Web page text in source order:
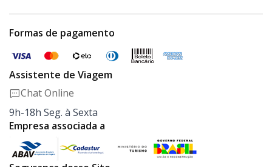
Formas de pagamento
Assistente de Viagem
Chat Online
9h-18h Seg. à Sexta
Empresa associada a